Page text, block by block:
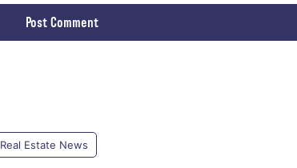
Real Estate News